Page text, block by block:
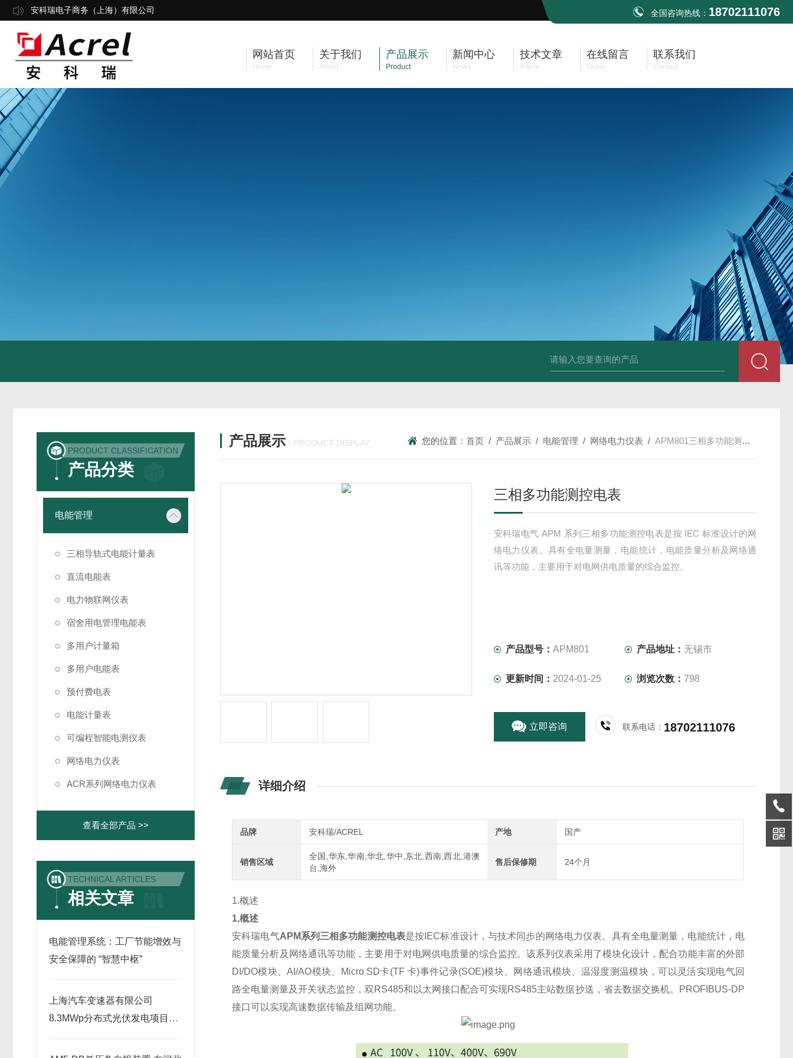
安科瑞电子商务（上海）有限公司 全国咨询热线： 18702111076
网站首页
Home
关于我们
About
产品展示
Product
新闻中心
News
技术文章
Article
在线留言
Order
联系我们
Contact
PRODUCT CLASSIFICATION
产品分类
电能管理
三相导轨式电能计量表
直流电能表
电力物联网仪表
宿舍用电管理电能表
多用户计量箱
多用户电能表
预付费电表
电能计量表
可编程智能电测仪表
网络电力仪表
ACR系列网络电力仪表
查看全部产品 >>
TECHNICAL ARTICLES
相关文章
电能管理系统：工厂节能增效与
安全保障的 “智慧中枢”
上海汽车变速器有限公司
8.3MWp分布式光伏发电项目中
产品展示 / PRODUCT DISPLAY 您的位置：首页 / 产品展示 / 电能管理 / 网络电力仪表 /APM801三相多功能测控电表
三相多功能测控电表
安科瑞电气 APM 系列三相多功能测控电表是按 IEC 标准设计的网
络电力仪表。具有全电量测量，电能统计，电能质量分析及网络通
讯等功能，主要用于对电网供电质量的综合监控。
产品型号： APM801 产品地址： 无锡市
更新时间： 2024-01-25 浏览次数： 798
立即咨询 联系电话： 18702111076
详细介绍
品牌 安科瑞/ACREL 产地 国产
销售区域
全国,华东,华南,华北,华中,东北,西南,西北,港澳
台,海外
售后保修期 24个月
1.概述
1,概述
安科瑞电气APM系列三相多功能测控电表是按IEC标准设计，与技术同步的网络电力仪表。具有全电量测量，电能统计，电
能质量分析及网络通讯等功能，主要用于对电网供电质量的综合监控。该系列仪表采用了模块化设计，配合功能丰富的外部
DI/DO模块、AI/AO模块、Micro SD卡(TF 卡)事件记录(SOE)模块、网络通讯模块、温湿度测温模块，可以灵活实现电气回
路全电量测量及开关状态监控，双RS485和以太网接口配合可实现RS485主站数据抄送，省去数据交换机。PROFIBUS-DP
接口可以实现高速数据传输及组网功能。